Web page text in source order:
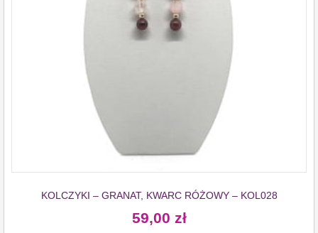
KOLCZYKI – GRANAT, KWARC RÓŻOWY – KOL028
59,00 zł